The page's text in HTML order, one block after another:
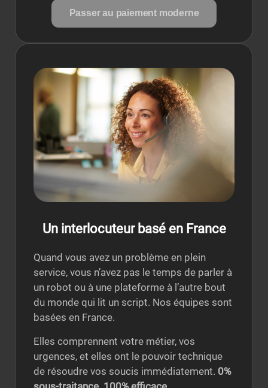
Passer au paiement moderne
Un interlocuteur basé en France
Quand vous avez un problème en plein
service, vous n’avez pas le temps de parler à
un robot ou à une plateforme à l’autre bout
du monde qui lit un script. Nos équipes sont
basées en France.
Elles comprennent votre métier, vos
urgences, et elles ont le pouvoir technique
de résoudre vos soucis immédiatement. 0%